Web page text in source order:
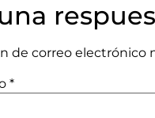
de correo electrónico
*